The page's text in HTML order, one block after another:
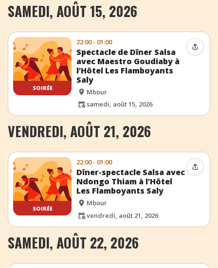
SAMEDI, AOÛT 15, 2026
SOIRÉE
22:00 - 01:00
Spectacle de Dîner Salsa
avec Maestro Goudiaby à
l’Hôtel Les Flamboyants
Saly
Mbour
samedi, août 15, 2026
VENDREDI, AOÛT 21, 2026
SOIRÉE
22:00 - 01:00
Dîner-spectacle Salsa avec
Ndongo Thiam à l’Hôtel
Les Flamboyants Saly
Mbour
vendredi, août 21, 2026
SAMEDI, AOÛT 22, 2026